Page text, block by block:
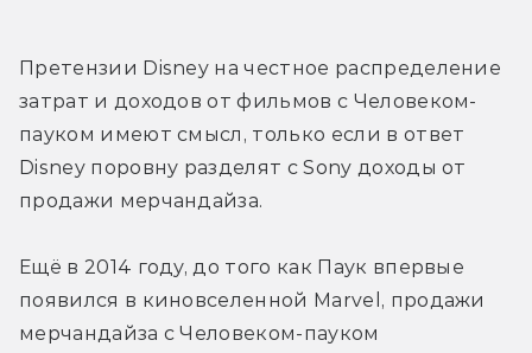
Претензии Disney на честное распределение
затрат и доходов от фильмов с Человеком-
пауком имеют смысл, только если в ответ
Disney поровну разделят с Sony доходы от
продажи мерчандайза.
Ещё в 2014 году, до того как Паук впервые
появился в киновселенной Marvel, продажи